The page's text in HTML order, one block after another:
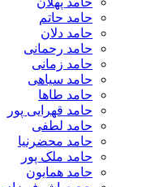
حامد حاتم
حامد دلان
حامد رحمانی
حامد زمانی
حامد سیاهی
حامد طاها
حامد قهرایی پور
حامد لطفی
حامد محضرنیا
حامد ملک پور
حامد همایون